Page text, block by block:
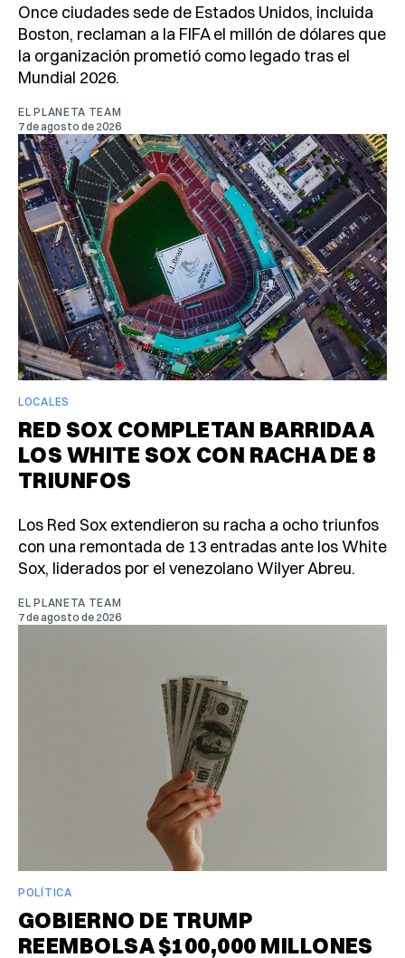
Once ciudades sede de Estados Unidos, incluida
Boston, reclaman a la FIFA el millón de dólares que
la organización prometió como legado tras el
Mundial 2026.
EL PLANETA TEAM
7 de agosto de 2026
LOCALES
RED SOX COMPLETAN BARRIDA A
LOS WHITE SOX CON RACHA DE 8
TRIUNFOS
Los Red Sox extendieron su racha a ocho triunfos
con una remontada de 13 entradas ante los White
Sox, liderados por el venezolano Wilyer Abreu.
EL PLANETA TEAM
7 de agosto de 2026
POLÍTICA
GOBIERNO DE TRUMP
REEMBOLSA $100,000 MILLONES